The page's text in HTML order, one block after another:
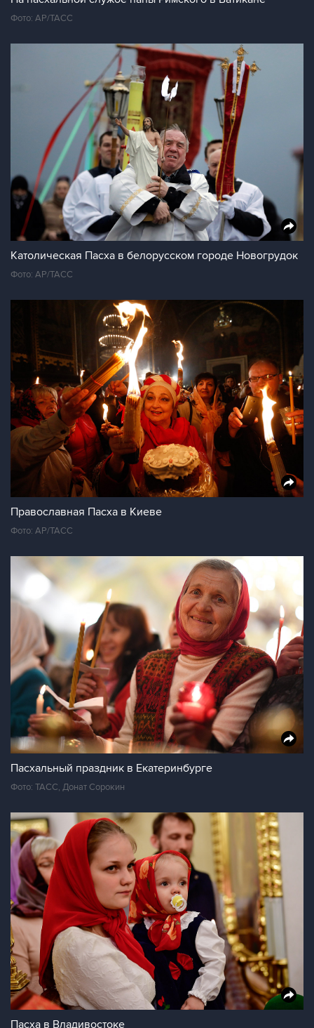
Фото: AP/ТАСС
Католическая Пасха в белорусском городе Новогрудок
Фото: AP/ТАСС
Православная Пасха в Киеве
Фото: AP/ТАСС
Пасхальный праздник в Екатеринбурге
Фото: ТАСС, Донат Сорокин
Пасха в Владивостоке